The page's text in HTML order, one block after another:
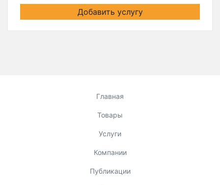
Добавить услугу
Главная
Товары
Услуги
Компании
Публикации